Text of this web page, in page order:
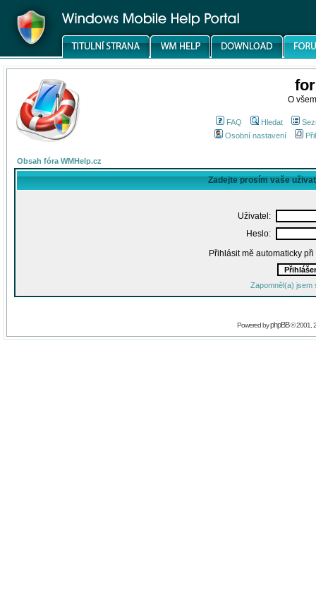
O
FAQ Hledat
Osobní nastavení
Obsah fóra WMHelp.cz
Zadejte prosím vaše
Uživatel:
Heslo:
Přihlásit mě automaticky
Zapomněl(a) jsem
Powered byphpBB© 2001,